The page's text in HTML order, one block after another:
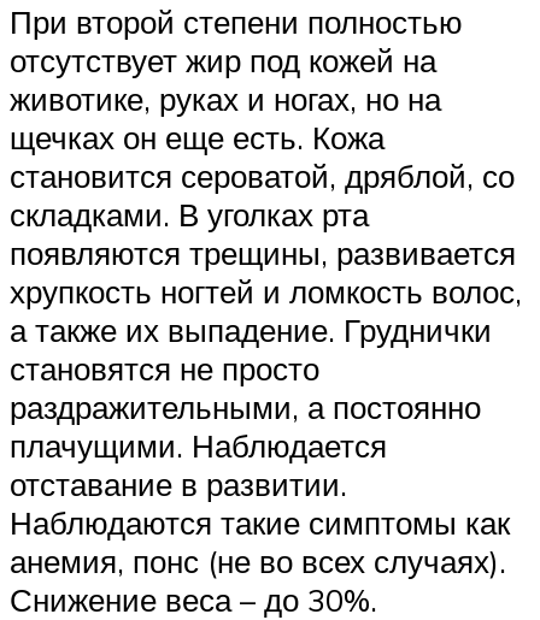
При второй степени полностью
отсутствует жир под кожей на
животике, руках и ногах, но на
щечках он еще есть. Кожа
становится сероватой, дряблой, со
складками. В уголках рта
появляются трещины, развивается
хрупкость ногтей и ломкость волос,
а также их выпадение. Груднички
становятся не просто
раздражительными, а постоянно
плачущими. Наблюдается
отставание в развитии.
Наблюдаются такие симптомы как
анемия, понс (не во всех случаях).
Снижение веса – до 30%.